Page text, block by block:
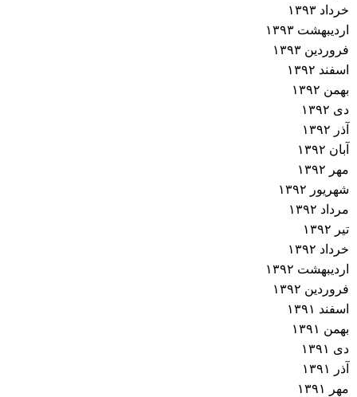
خرداد ۱۳۹۳
اردیبهشت ۱۳۹۳
فروردین ۱۳۹۳
اسفند ۱۳۹۲
بهمن ۱۳۹۲
دی ۱۳۹۲
آذر ۱۳۹۲
آبان ۱۳۹۲
مهر ۱۳۹۲
شهریور ۱۳۹۲
مرداد ۱۳۹۲
تیر ۱۳۹۲
خرداد ۱۳۹۲
اردیبهشت ۱۳۹۲
فروردین ۱۳۹۲
اسفند ۱۳۹۱
بهمن ۱۳۹۱
دی ۱۳۹۱
آذر ۱۳۹۱
مهر ۱۳۹۱